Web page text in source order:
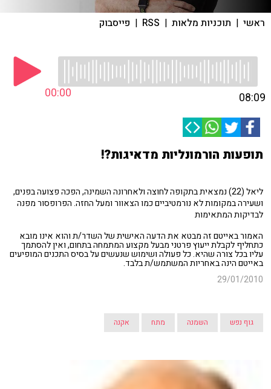
ראשי | תוכניות מלאות |
RSS
| פייסבוק
00:00 08:09
תופעות הורמונליות מדאיגות?!
ליאל (22) נמצאית בתקופה לחוצה ולאחרונה השמינה, הפכה פצועה בפנים,
ושעירה במקומות לא נורמטיביים כמו הצאוור ומעל החזה. הפרופסור מפנה
לבדיקות המתאימות
האמור באייטם זה מבטא את הדעה האישית של השדר/ת והוא אינו מובא
כתחליף לקבלת ייעוץ פרטני מבעל מקצוע המתמחה בתחום, ואין להסתמך
עליו בכל צורה שהיא. כל פעולה ושימוש שנעשים על בסיס התכנים המופיעים
באייטם הינה באחריות המשתמש/ת בלבד.
29/01/2010
גוף נפש השמנה מתח אקנה